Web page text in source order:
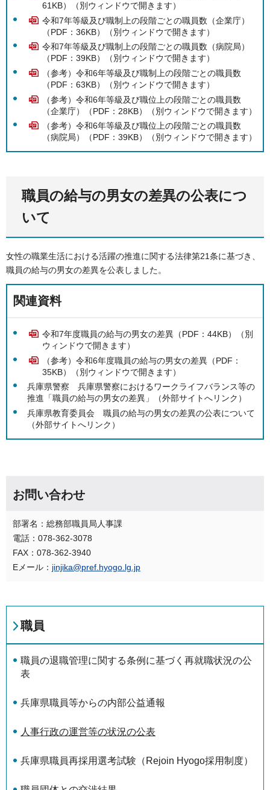
61KB）（別ウィンドウで開きます）
令和7年等級及び職制上の段階ごとの職員数（企業庁）
（PDF：36KB）（別ウィンドウで開きます）
令和7年等級及び職制上の段階ごとの職員数（病院局）
（PDF：39KB）（別ウィンドウで開きます）
（参考）令和6年等級及び職制上の段階ごとの職員数
（PDF：63KB）（別ウィンドウで開きます）
（参考）令和6年等級及び職位上の段階ごとの職員数
（企業庁）（PDF：28KB）（別ウィンドウで開きます）
（参考）令和6年等級及び職位上の段階ごとの職員数
（病院局）（PDF：39KB）（別ウィンドウで開きます）
職員の給与の男女の差異の公表につ
いて
女性の職業生活における活躍の推進に関する法律第21条に基づき、
職員の給与の男女の差異を公表しました。
関連資料
令和7年度職員の給与の男女の差異（PDF：44KB）（別
ウィンドウで開きます）
（参考）令和6年度職員の給与の男女の差異（PDF：
35KB）（別ウィンドウで開きます）
兵庫県警察 兵庫県警察におけるワークライフバランス等の
推進「職員の給与の男女の差異」（外部サイトへリンク）
兵庫県教育委員会 職員の給与の男女の差異の公表について
（外部サイトへリンク）
お問い合わせ
部署名：総務部職員局人事課
電話：078-362-3078
FAX：078-362-3940
Eメール： jinjika@pref.hyogo.lg.jp
職員
職員の退職管理に関する条例に基づく再就職状況の公
表
兵庫県職員等からの内部公益通報
人事行政の運営等の状況の公表
兵庫県職員再採用選考試験（Rejoin Hyogo採用制度）